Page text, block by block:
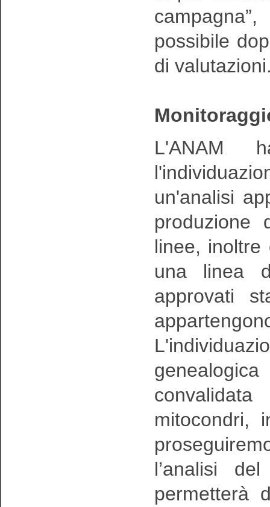
possibile
di
L'ANAM
un'analisi
produzione
linee,
una linea
approvati
mitocondri,
l’analisi
permetterà